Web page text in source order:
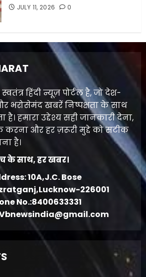
JULY 11, 2026 0
हिंदी न्यूज़ पोर्टल है, जो देश-
भरोसेमंद खबरें निष्पक्षता के साथ
हमारा उद्देश्य सही जानकारी देना,
और हर ज़रूरी मुद्दे को सटीक
है।
के साथ, हर खबर।
10A,J.C. Bose
226001
No.:8400633331